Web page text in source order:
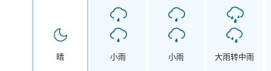
晴 小雨 小雨 大雨转中雨